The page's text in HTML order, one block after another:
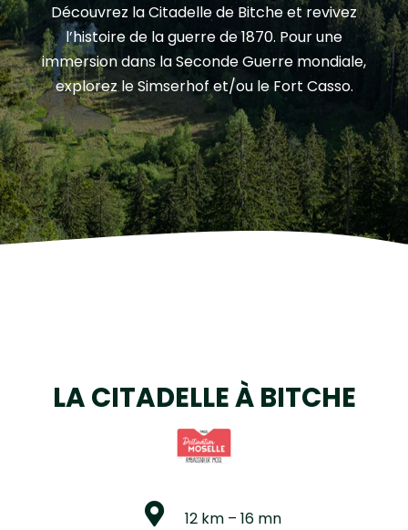
Découvrez la Citadelle de Bitche et revivez
l’histoire de la guerre de 1870. Pour une
immersion dans la Seconde Guerre mondiale,
explorez le Simserhof et/ou le Fort Casso.
LA CITADELLE À BITCHE
12 km – 16 mn